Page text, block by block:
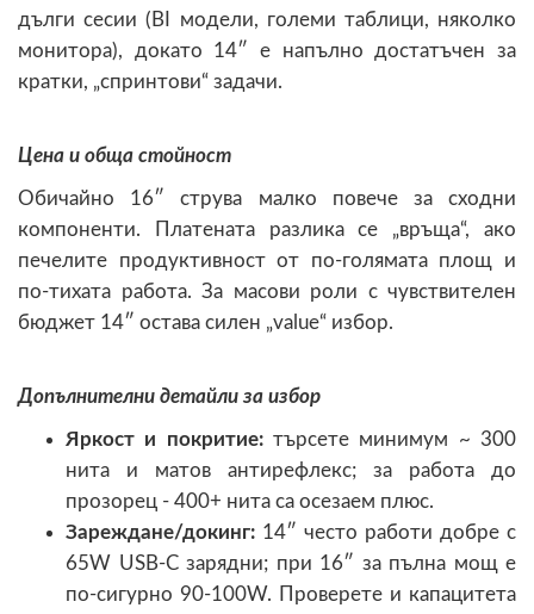
дълги сесии (BI модели, големи таблици, няколко
монитора), докато 14″ е напълно достатъчен за
кратки, „спринтови“ задачи.
Цена и обща стойност
Обичайно 16″ струва малко повече за сходни
компоненти. Платената разлика се „връща“, ако
печелите продуктивност от по-голямата площ и
по-тихата работа. За масови роли с чувствителен
бюджет 14″ остава силен „value“ избор.
Допълнителни детайли за избор
Яркост и покритие:търсете минимум ~ 300
нита и матов антирефлекс; за работа до
прозорец - 400+ нита са осезаем плюс.
Зареждане/докинг: 14″ често работи добре с
65W USB-C зарядни; при 16″ за пълна мощ е
по-сигурно 90-100W. Проверете и капацитета